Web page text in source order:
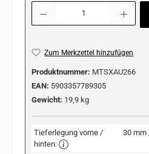
Produkt Anzahl: Gib den gewünschten
Zum Merkzettel hinzufügen
Produktnummer: MTSXAU266
EAN: 5903357789305
Gewicht: 19,9 kg
Tieferlegung vorne /
hinten:
30 mm